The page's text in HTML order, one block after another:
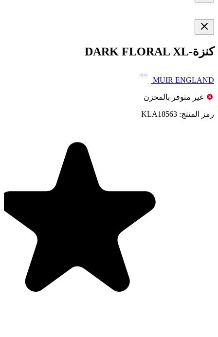
كنزة-DARK FLORAL XL
MUIR ENGLAND
غير متوفر بالمخزن
رمز المنتج: KLA18563